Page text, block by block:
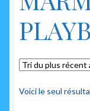
Voici le seul